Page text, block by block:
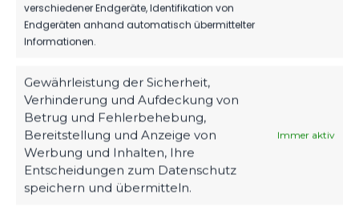
verschiedener Endgeräte, Identifikation von
Endgeräten anhand automatisch übermittelter
Informationen.
Gewährleistung der Sicherheit,
Verhinderung und Aufdeckung von
Betrug und Fehlerbehebung,
Bereitstellung und Anzeige von
Werbung und Inhalten, Ihre
Entscheidungen zum Datenschutz
speichern und übermitteln.
Immer aktiv
OFFIZIELLE VEREINSSEITE
DEIN HEIMSPIEL. DEIN FSV.